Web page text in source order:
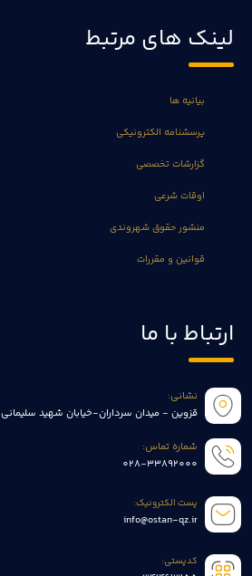
لینک های مرتبط
بیانیه ها
پرسشنامه الکترونیکی
گزارشات تخصصی
اوقات شرعی
منشور حقوق شهروندی
قوانین و مقررات
ارتباط با ما
نشانی:
قزوین - میدان سرداران-خیابان شهید سلیمانی
شماره تماس:
028-33892000
پست الکترونیک:
info@ostan-qz.ir
کدپستی: